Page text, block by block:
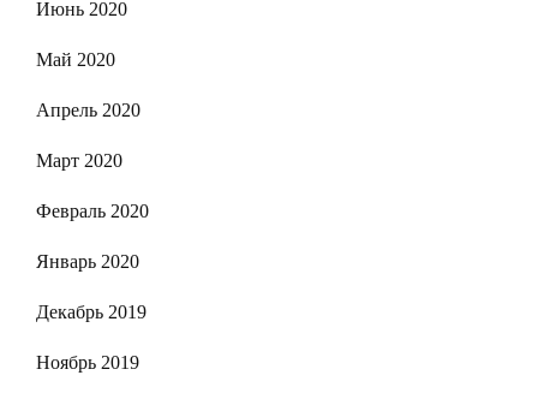
Июнь 2020
Май 2020
Апрель 2020
Март 2020
Февраль 2020
Январь 2020
Декабрь 2019
Ноябрь 2019